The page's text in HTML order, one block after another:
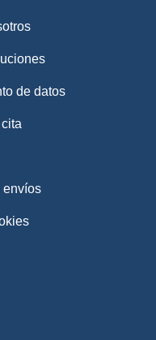
de datos
envíos